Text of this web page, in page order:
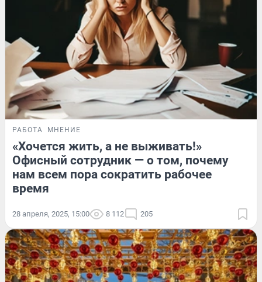
РАБОТА МНЕНИЕ
«Хочется жить, а не выживать!»
Офисный сотрудник — о том, почему
нам всем пора сократить рабочее
время
28 апреля, 2025, 15:00 8 112 205